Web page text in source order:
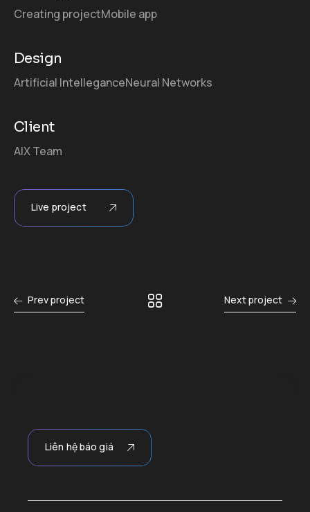
Creating projectMobile app
Design
Artificial IntelleganceNeural Networks
Client
AIX Team
Live project
Prev project Next project
Liên hệ báo giá